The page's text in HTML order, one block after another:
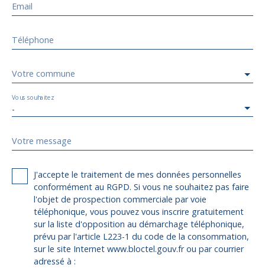
Email
Téléphone
Votre commune
-
Vous souhaitez
Votre message
J'accepte le traitement de mes données personnelles
conformément au RGPD. Si vous ne souhaitez pas faire
l'objet de prospection commerciale par voie
téléphonique, vous pouvez vous inscrire gratuitement
sur la liste d'opposition au démarchage téléphonique,
prévu par l'article L223-1 du code de la consommation,
sur le site Internet www.bloctel.gouv.fr ou par courrier
adressé à :